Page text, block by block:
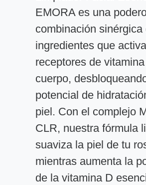
EMORA es una
combinación sinérgica
ingredientes que
receptores de vitamina
cuerpo,
potencial de
piel. Con el complejo
CLR, nuestra fórmula
suaviza la piel de tu
mientras aumenta la
de la vitamina D